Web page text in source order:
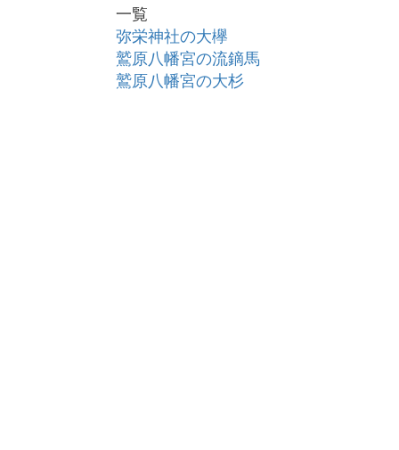
一覧
弥栄神社の大欅
鷲原八幡宮の流鏑馬
鷲原八幡宮の大杉